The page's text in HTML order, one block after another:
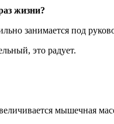
жизни?
занимается под
это радует.
мышечная